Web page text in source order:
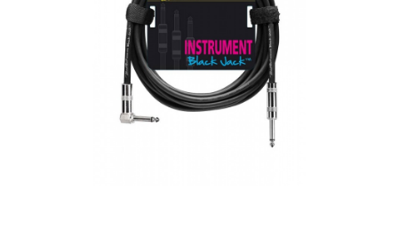
ΑΞΕΣΟΥΑΡ - ΑΝΤΑΛΛΑΚΤΙΚΑ ΚΙΘΑΡΑΣ ΜΠΑΣΟΥ